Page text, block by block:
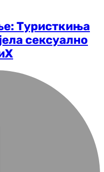
Туристкиња
сексуално